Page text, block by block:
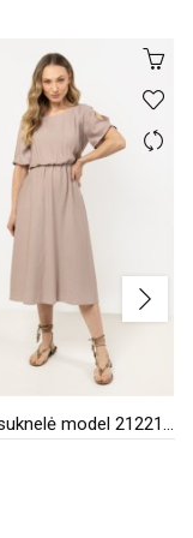
Dieninė suknelė model 212211 awama